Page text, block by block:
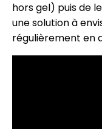
hors gel) puis de
une solution à
régulièrement en